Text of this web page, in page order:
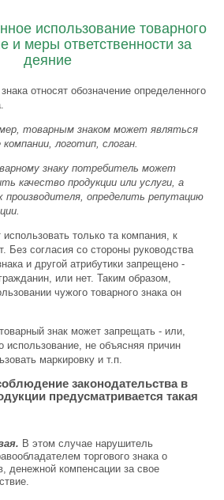
использование товарного
и меры ответственности за
деяние
относят обозначение определенного
товарным знаком может являться
компании, логотип, слоган.
знаку потребитель может
качество продукции или услуги, а
производителя, определить репутацию
только та компания, к
Без согласия со стороны руководства
и другой атрибутики запрещено -
или нет. Таким образом,
чужого товарного знака он
знак может запрещать - или,
использование, не объясняя причин
маркировку и т.п.
законодательства в
предусматривается такая
В этом случае нарушитель
торгового знака о
денежной компенсации за свое